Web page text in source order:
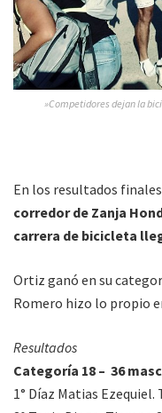
»Competidores dejan la
En los resultados
corredor de Zanja
carrera de bicicleta
Ortiz ganó en su
Romero hizo lo propio
Resultados
Categoría 18 – 36
1° Díaz Matias